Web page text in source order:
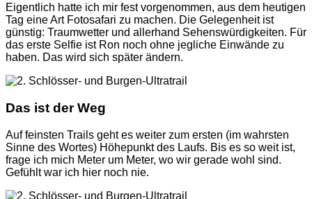
Eigentlich hatte ich mir fest vorgenommen, aus dem heutigen
Tag eine Art Fotosafari zu machen. Die Gelegenheit ist
günstig: Traumwetter und allerhand Sehenswürdigkeiten. Für
das erste Selfie ist Ron noch ohne jegliche Einwände zu
haben. Das wird sich später ändern.
Das ist der Weg
Auf feinsten Trails geht es weiter zum ersten (im wahrsten
Sinne des Wortes) Höhepunkt des Laufs. Bis es so weit ist,
frage ich mich Meter um Meter, wo wir gerade wohl sind.
Gefühlt war ich hier noch nie.